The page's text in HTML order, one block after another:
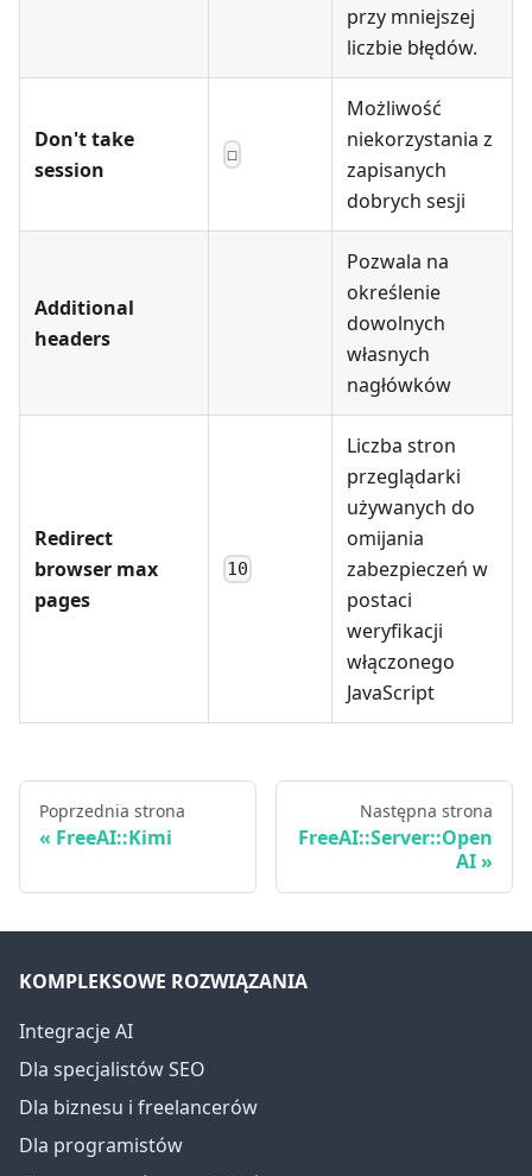
przy mniejszej
liczbie błędów.
Don't take
session
☐
Możliwość
niekorzystania z
zapisanych
dobrych sesji
Additional
headers
Pozwala na
określenie
dowolnych
własnych
nagłówków
Redirect
browser max
pages
10
Liczba stron
przeglądarki
używanych do
omijania
zabezpieczeń w
postaci
weryfikacji
włączonego
JavaScript
Poprzednia strona
FreeAI::Kimi
Następna strona
FreeAI::Server::Open
AI
KOMPLEKSOWE ROZWIĄZANIA
Integracje AI
Dla specjalistów SEO
Dla biznesu i freelancerów
Dla programistów